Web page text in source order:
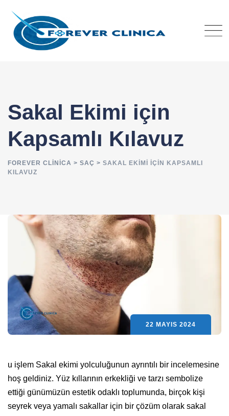
content
Sakal Ekimi için
Kapsamlı Kılavuz
FOREVER CLINICA > SAÇ > SAKAL EKIMI IÇIN KAPSAMLI
KILAVUZ
22 MAYIS 2024
u işlem Sakal ekimi yolculuğunun ayrıntılı bir incelemesine
hoş geldiniz. Yüz kıllarının erkekliği ve tarzı sembolize
ettiği günümüzün estetik odaklı toplumunda, birçok kişi
seyrek veya yamalı sakallar için bir çözüm olarak sakal